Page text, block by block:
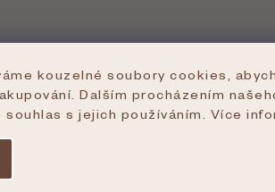
kouzelné soubory cookies,
Dalším procházením
souhlas s jejich používáním. Více